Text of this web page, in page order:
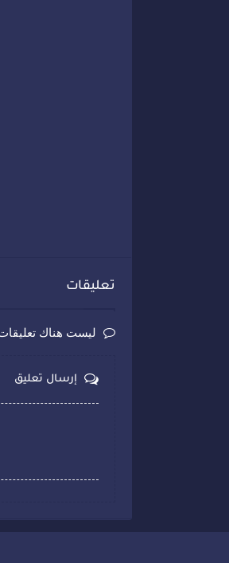
تعليقات
ليست هناك
إرسال تعليق